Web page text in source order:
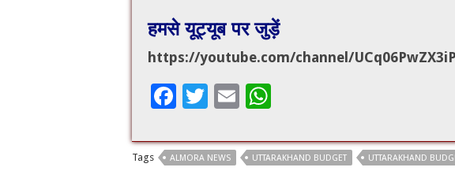
हमसे यूट्यूब पर जुड़ें
https://youtube.com/channel/
F
e
T
tt
E
ai at
Tags ALMORA NEWS UTTARAKHAND BUDGET UTTARAKHAND